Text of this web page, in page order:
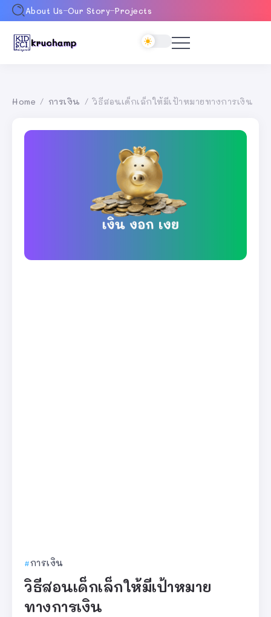
About Us Our Story Projects
Home / การเงิน / วิธีสอนเด็กเล็กให้มีเป้าหมายทางการเงิน
การเงิน
วิธีสอนเด็กเล็กให้มีเป้าหมาย
ทางการเงิน